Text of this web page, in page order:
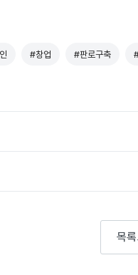
#창업 #판로구축
목